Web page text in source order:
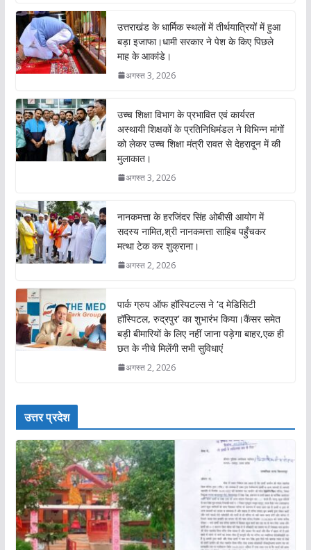
o
o
k
A
p
p
उत्तराखंड के धार्मिक स्थलों में तीर्थयात्रियों में हुआ
बड़ा इजाफा।धामी सरकार ने पेश के किए पिछले
माह के आकांडे।
अगस्त 3, 2026
उच्च शिक्षा विभाग के प्रभावित एवं कार्यरत
अस्थायी शिक्षकों के प्रतिनिधिमंडल ने विभिन्न मांगों
को लेकर उच्च शिक्षा मंत्री रावत से देहरादून में की
मुलाकात।
अगस्त 3, 2026
नानकमत्ता के हरजिंदर सिंह ओबीसी आयोग में
सदस्य नामित,श्री नानकमत्ता साहिब पहुँचकर
मत्था टेक कर शुक्राना।
अगस्त 2, 2026
पार्क ग्रुप ऑफ हॉस्पिटल्स ने ‘द मेडिसिटी
हॉस्पिटल, रुद्रपुर’ का शुभारंभ किया।कैंसर समेत
बड़ी बीमारियों के लिए नहीं जाना पड़ेगा बाहर,एक ही
छत के नीचे मिलेंगी सभी सुविधाएं
अगस्त 2, 2026
उत्तर प्रदेश